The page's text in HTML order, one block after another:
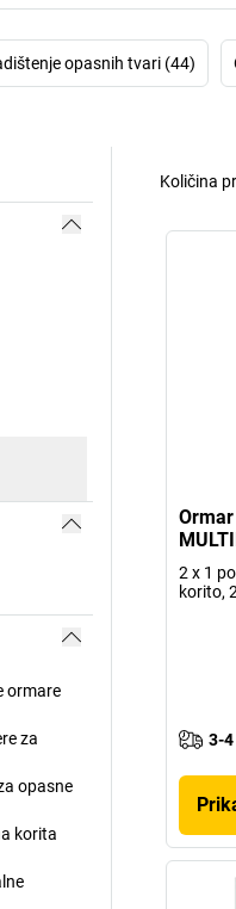
opasnih tvari (44)
ormare
za
opasne
korita
Količina
2 x 1
korito,
3-